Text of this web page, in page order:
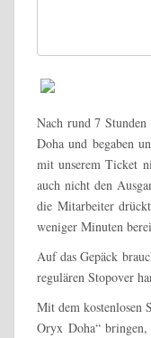
Nach rund 7
Doha und begaben
mit unserem Ticket
auch nicht den
die Mitarbeiter
weniger Minuten
Auf das Gepäck
regulären Stopover
Mit dem kostenlosen
Oryx Doha“